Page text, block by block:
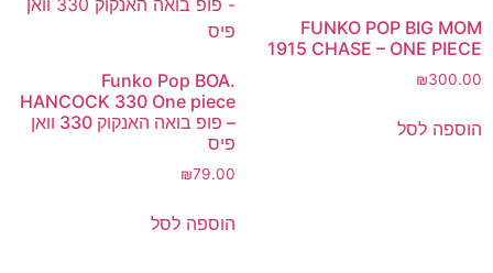
FUNKO POP BIG MOM
1915 CHASE – ONE PIECE
₪300.00
הוספה לסל
Funko Pop BOA.
HANCOCK 330 One piece
– פופ בואה האנקוק 330 וואן
פיס
₪79.00
הוספה לסל